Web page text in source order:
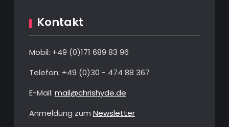
Kontakt
Mobil: +49 ‭(0)‭171 689 83 96‬
Telefon: ‭+49 (0)30 - 474 88 367‬
E-Mail: mail@chrishyde.de
Anmeldung zum Newsletter